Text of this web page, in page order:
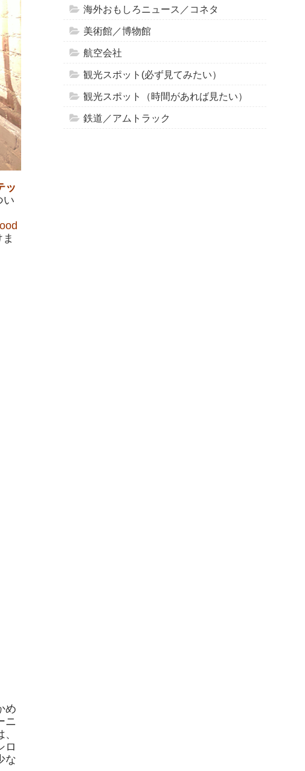
ッ
い
め
ニ
ロ
な
海外おもしろニュース／コネタ
美術館／博物館
航空会社
観光スポット(必ず見てみたい）
観光スポット（時間があれば見たい）
鉄道／アムトラック